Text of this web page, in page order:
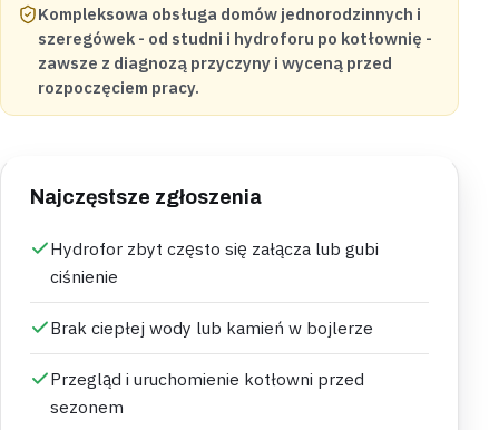
Kompleksowa obsługa domów jednorodzinnych i
szeregówek - od studni i hydroforu po kotłownię -
zawsze z diagnozą przyczyny i wyceną przed
rozpoczęciem pracy.
Najczęstsze zgłoszenia
Hydrofor zbyt często się załącza lub gubi
ciśnienie
Brak ciepłej wody lub kamień w bojlerze
Przegląd i uruchomienie kotłowni przed
sezonem